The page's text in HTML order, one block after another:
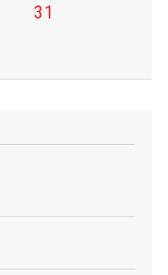
31